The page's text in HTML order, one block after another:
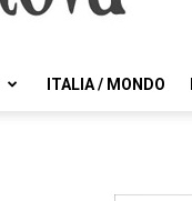
ITALIA / MONDO